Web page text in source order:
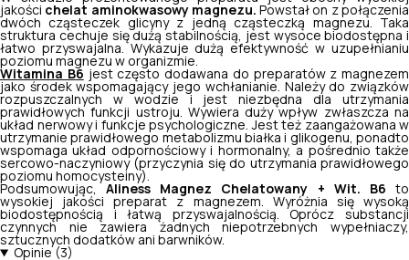
jakości chelat aminokwasowy magnezu. Powstał on z połączenia
dwóch cząsteczek glicyny z jedną cząsteczką magnezu. Taka
struktura cechuje się dużą stabilnością, jest wysoce biodostępna i
łatwo przyswajalna. Wykazuje dużą efektywność w uzupełnianiu
poziomu magnezu w organizmie.
Witamina B6 jest często dodawana do preparatów z magnezem
jako środek wspomagający jego wchłanianie. Należy do związków
rozpuszczalnych w wodzie i jest niezbędna dla utrzymania
prawidłowych funkcji ustroju. Wywiera duży wpływ zwłaszcza na
układ nerwowy i funkcje psychologiczne. Jest też zaangażowana w
utrzymanie prawidłowego metabolizmu białka i glikogenu, ponadto
wspomaga układ odpornościowy i hormonalny, a pośrednio także
sercowo-naczyniowy (przyczynia się do utrzymania prawidłowego
poziomu homocysteiny).
Podsumowując,
Aliness Magnez Chelatowany + Wit. B6 to
wysokiej jakości preparat z magnezem. Wyróżnia się wysoką
biodostępnością i łatwą przyswajalnością. Oprócz substancji
czynnych nie zawiera żadnych niepotrzebnych wypełniaczy,
sztucznych dodatków ani barwników.
Opinie (3)